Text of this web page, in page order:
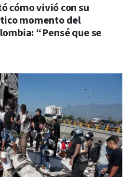
cómo vivió con su
momento del
“Pensé que se